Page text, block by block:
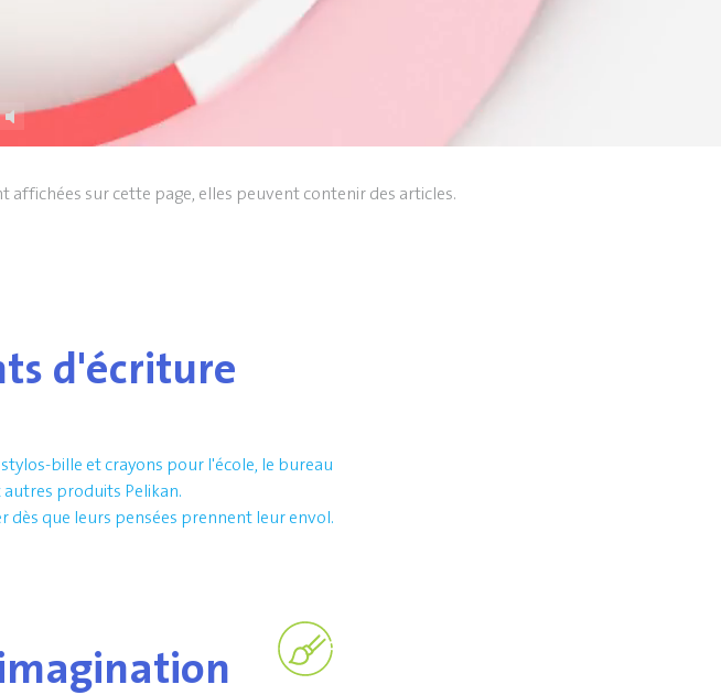
affichées sur cette page, elles peuvent contenir des articles.
d'écriture
bille et crayons pour l'école, le bureau
produits Pelikan.
dès que leurs pensées prennent leur envol.